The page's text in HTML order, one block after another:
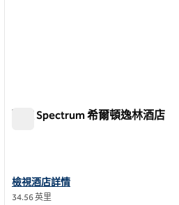
歐文 Spectrum 希爾頓逸林酒店
查看歐文 Spectrum 希爾頓逸林酒店詳情
檢視酒店詳情
34.56 英里